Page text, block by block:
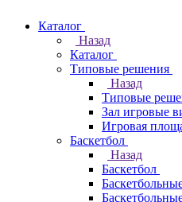
Каталог
Назад
Каталог
Типовые решения
Назад
Типовые
Зал игровые
Игровая
Баскетбол
Назад
Баскетбол